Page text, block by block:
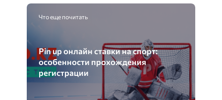
Что еще почитать
Pin up онлайн ставки на спорт:
особенности прохождения
регистрации